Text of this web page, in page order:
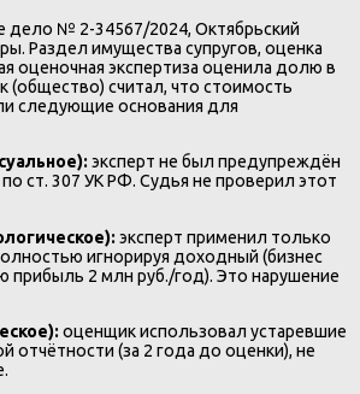
дело № 2-34567/2024, Октябрьский
Раздел имущества супругов, оценка
оценочная экспертиза оценила долю в
(общество) считал, что стоимость
следующие основания для
эксперт не был предупреждён
ст. 307 УК РФ. Судья не проверил этот
эксперт применил только
игнорируя доходный (бизнес
прибыль 2 млн руб./год). Это нарушение
оценщик использовал устаревшие
отчётности (за 2 года до оценки), не